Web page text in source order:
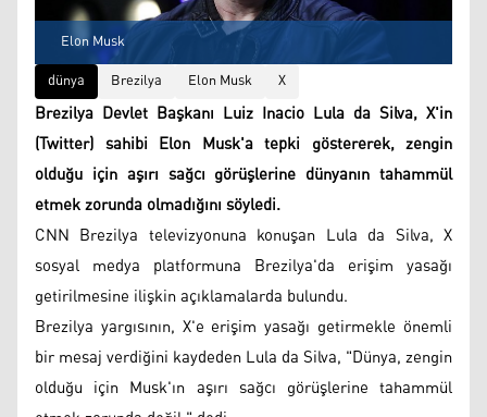
Elon Musk
dünya
Brezilya Elon Musk X
Brezilya Devlet Başkanı Luiz Inacio Lula da Silva, X'in
(Twitter) sahibi Elon Musk'a tepki göstererek, zengin
olduğu için aşırı sağcı görüşlerine dünyanın tahammül
etmek zorunda olmadığını söyledi.
CNN Brezilya televizyonuna konuşan Lula da Silva, X
sosyal medya platformuna Brezilya'da erişim yasağı
getirilmesine ilişkin açıklamalarda bulundu.
Brezilya yargısının, X'e erişim yasağı getirmekle önemli
bir mesaj verdiğini kaydeden Lula da Silva, "Dünya, zengin
olduğu için Musk'ın aşırı sağcı görüşlerine tahammül